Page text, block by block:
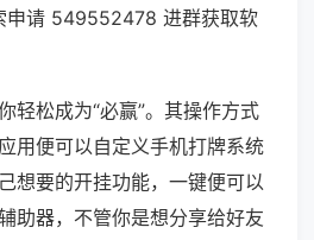
申请 549552478 进群获取软
轻松成为“必赢”。其操作方式
用便可以自定义手机打牌系统
想要的开挂功能，一键便可以
助器，不管你是想分享给好友